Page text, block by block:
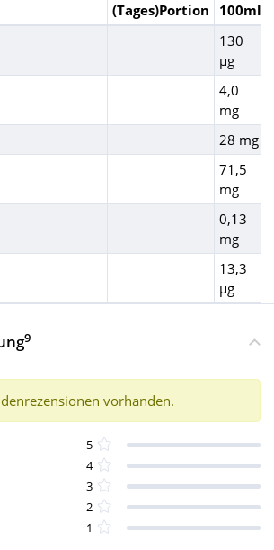
(Tages)Portion 100ml
130
µg
4,0
mg
28 mg
71,5
mg
0,13
mg
13,3
µg
9
vorhanden.
5
4
3
2
1